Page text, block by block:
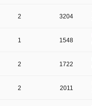
2 3204
1 1548
2 1722
2 2011